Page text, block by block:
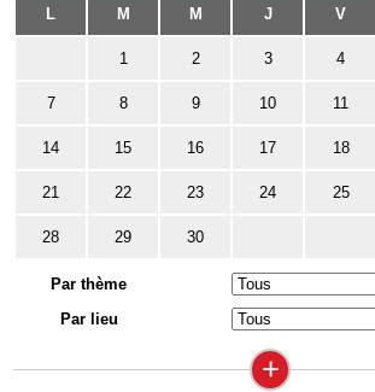
L M M J V
1 2 3 4
7 8 9 10 11
14 15 16 17 18
21 22 23 24 25
28 29 30
Par thème
Par lieu
+